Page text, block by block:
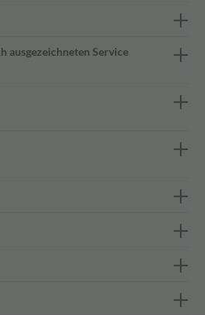
ausgezeichneten Service